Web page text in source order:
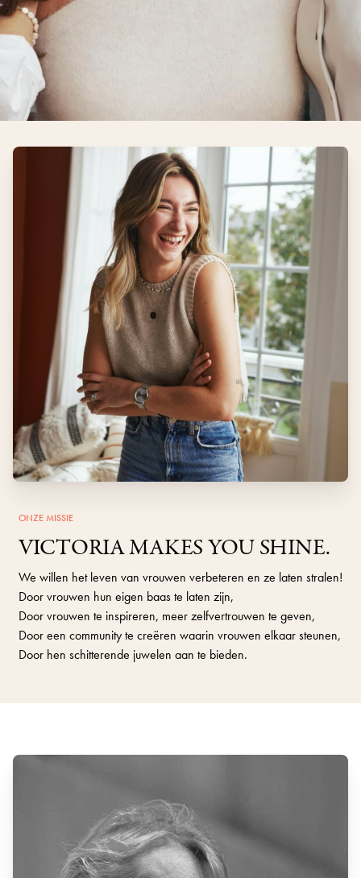
ONZE MISSIE
VICTORIA MAKES YOU SHINE.
We willen het leven van vrouwen verbeteren en ze laten stralen!
Door vrouwen hun eigen baas te laten zijn,
Door vrouwen te inspireren, meer zelfvertrouwen te geven,
Door een community te creëren waarin vrouwen elkaar steunen,
Door hen schitterende juwelen aan te bieden.